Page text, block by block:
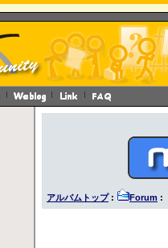
アルバムトップ: Forum :